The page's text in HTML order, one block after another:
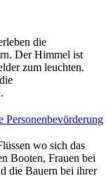
die
Der Himmel ist
zum leuchten.
wo sich das
Booten, Frauen bei
die Bauern bei ihrer